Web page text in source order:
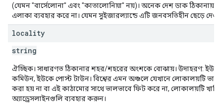
(যেমন "বার্সেলোনা" এবং "কাতালোনিয়া" নয়)। অনেক দেশ ডাক ঠিকানায়
এলাকা ব্যবহার করে না। যেমন সুইজারল্যান্ডে এটি জনবসতিহীন ছেড়ে
locality
string
ঐচ্ছিক। সাধারণত ঠিকানার শহর/শহরের অংশকে বোঝায়। উদাহরণ:
কমিউন, ইউকে পোস্ট টাউন। বিশ্বের এমন অঞ্চলে যেখানে লোকালয়টি
করা হয় না বা এই কাঠামোর সাথে ভালভাবে ফিট করে না, লোকালয়টি
অ্যাড্রেসলাইনগুলি ব্যবহার করুন।